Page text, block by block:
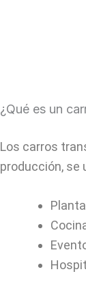
¿Qué es un
Los carros
producción, se